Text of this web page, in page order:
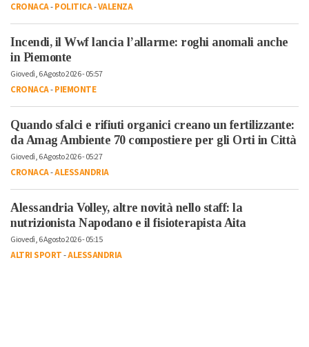
CRONACA-POLITICA-VALENZA
Incendi, il Wwf lancia l’allarme: roghi anomali anche
in Piemonte
Giovedì, 6 Agosto 2026 - 05:57
CRONACA-PIEMONTE
Quando sfalci e rifiuti organici creano un fertilizzante:
da Amag Ambiente 70 compostiere per gli Orti in Città
Giovedì, 6 Agosto 2026 - 05:27
CRONACA-ALESSANDRIA
Alessandria Volley, altre novità nello staff: la
nutrizionista Napodano e il fisioterapista Aita
Giovedì, 6 Agosto 2026 - 05:15
ALTRI SPORT-ALESSANDRIA